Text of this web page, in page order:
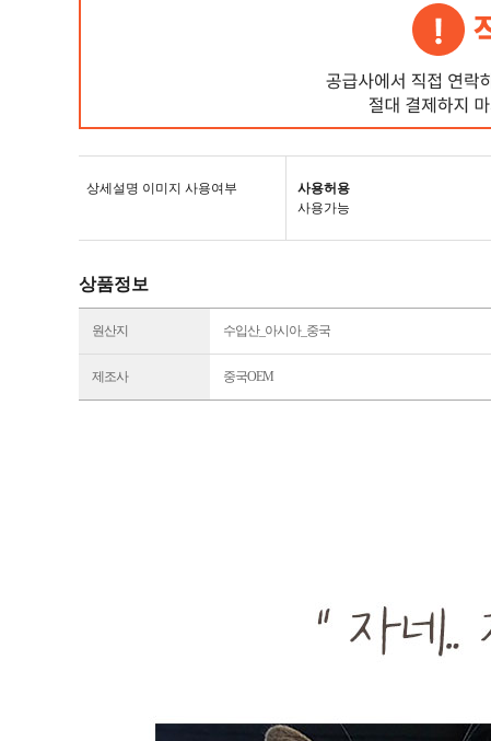
상세설명 이미지 사용여부
사용허용
사용가능
상품정보
원산지 수입산_아시아_중국
제조사 중국OEM